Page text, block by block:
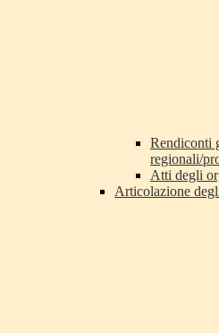
Rendiconti
regionali/
Atti degli
Articolazione